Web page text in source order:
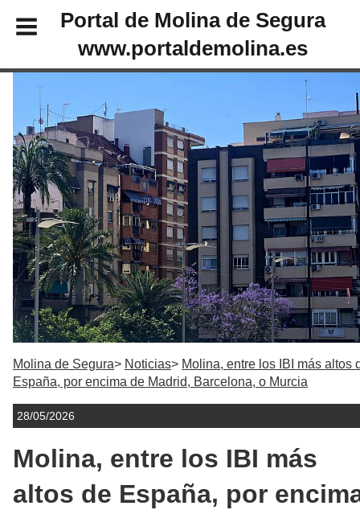
Portal de Molina de Segura
www.portaldemolina.es
Molina de Segura Noticias
Molina, entre los IBI más altos
España, por encima de Madrid, Barcelona, o Murcia
28/05/2026
Molina, entre los IBI más
altos de España, por